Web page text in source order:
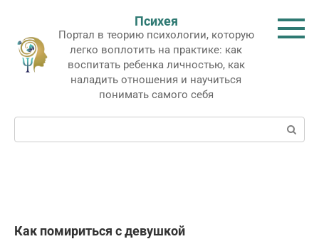
контенту
Психея
Портал в теорию психологии, которую
легко воплотить на практике: как
воспитать ребенка личностью, как
наладить отношения и научиться
понимать самого себя
Поиск:
Как помириться с девушкой